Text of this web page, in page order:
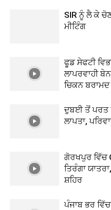
SIR ਨੂੰ ਲੈ ਕੇ
ਮੀਟਿੰਗ
ਫੂਡ ਸੇਫਟੀ
ਲਾਪਰਵਾਹੀ
ਚਿਕਨ ਬਰਾਮਦ
ਦੁਬਈ ਤੋਂ ਪਰਤ
ਲਾਪਤਾ,
ਗੋਰਖਪੁਰ ਵਿੱਚ
ਤਿਰੰਗਾ
ਸ਼ਹਿਰ
ਪੰਜਾਬ ਭਰ